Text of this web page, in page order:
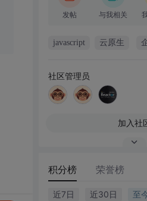
发帖 与我相关
javascript 云原生
社区管理员
加入社
积分榜 荣誉榜
近7日 近30日 至